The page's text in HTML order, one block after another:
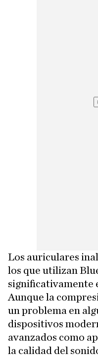
Los auriculares
los que utilizan
significativamente
Aunque la
un problema en
dispositivos
avanzados como
la calidad del